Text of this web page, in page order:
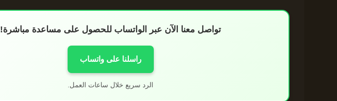
تواصل معنا الآن عبر الواتساب للحصول على مساعدة مباشرة!
راسلنا على واتساب
الرد سريع خلال ساعات العمل.